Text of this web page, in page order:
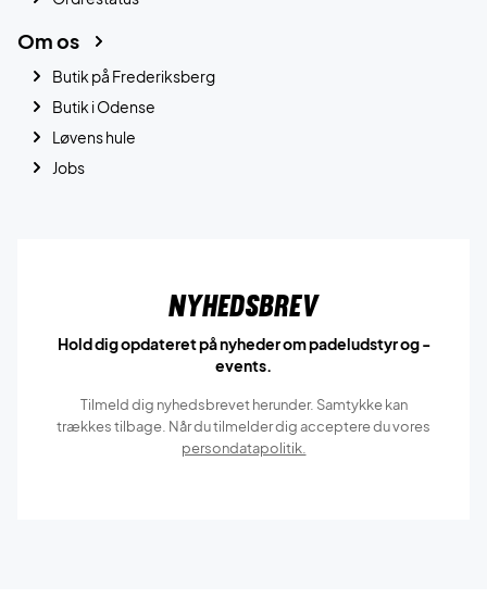
Om os
Butik på Frederiksberg
Butik i Odense
Løvens hule
Jobs
Nyhedsbrev
Hold dig opdateret på nyheder om padeludstyr og -
events.
Tilmeld dig nyhedsbrevet herunder. Samtykke kan
trækkes tilbage. Når du tilmelder dig acceptere du vores
persondatapolitik.